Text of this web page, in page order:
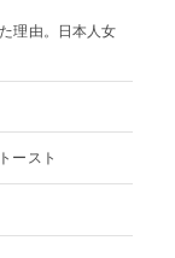
理由。日本人女
ースト